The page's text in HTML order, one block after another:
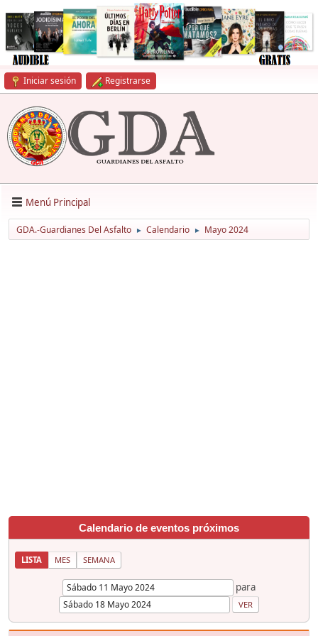
Iniciar sesión Registrarse
Menú Principal
GDA.-Guardianes Del Asfalto ► Calendario ► Mayo 2024
Calendario de eventos próximos
LISTA MES SEMANA
para